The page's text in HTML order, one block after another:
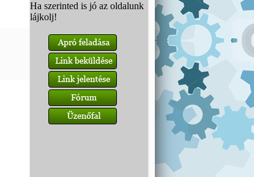
Ha szerinted is jó az oldalunk
lájkolj!